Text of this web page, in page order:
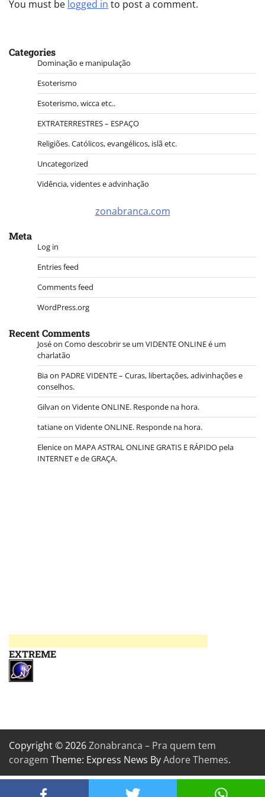
You must be logged in to post a comment.
Categories
Dominação e manipulação
Esoterismo
Esoterismo, wicca etc..
EXTRATERRESTRES – ESPAÇO
Religiões. Católicos, evangélicos, islã etc.
Uncategorized
Vidência, videntes e advinhação
zonabranca.com
Meta
Log in
Entries feed
Comments feed
WordPress.org
Recent Comments
Joséon Como descobrir se um VIDENTE ONLINE é um
charlatão
Biaon PADRE VIDENTE – Curas, libertações, adivinhações e
conselhos.
Gilvan on Vidente ONLINE. Responde na hora.
tatianeon Vidente ONLINE. Responde na hora.
Eleniceon MAPA ASTRAL ONLINE GRATIS E RÁPIDO pela
INTERNET e de GRAÇA.
EXTREME
Copyright © 2026Zonabranca – Pra quem tem
coragem Theme: Express News ByAdore Themes.